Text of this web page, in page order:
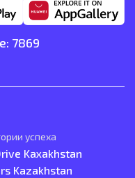
7869
успеха
Kaxakhstan
Kazakhstan